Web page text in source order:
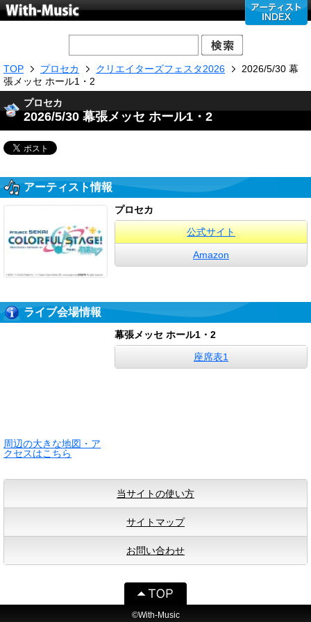
TOP プロセカ クリエイターズフェスタ2026
2026/5/30 幕
張メッセ ホール1・2
プロセカ
2026/5/30 幕張メッセ ホール1・2
アーティスト情報
プロセカ
公式サイト
Amazon
ライブ会場情報
周辺の大きな地図・ア
クセスはこちら
幕張メッセ ホール1・2
座席表1
当サイトの使い方
サイトマップ
お問い合わせ
©With-Music